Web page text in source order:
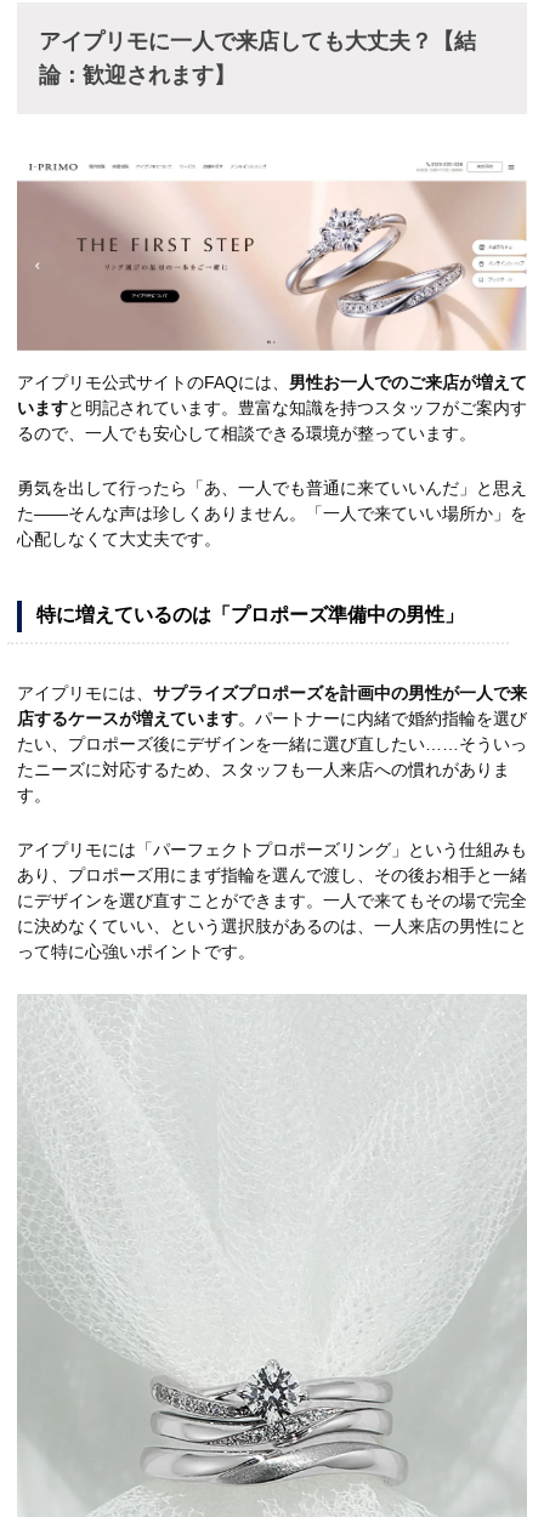
アイプリモに一人で来店しても大丈夫？【結
論：歓迎されます】
アイプリモ公式サイトのFAQには、 男性お一人でのご来店が増えて
いますと明記されています。豊富な知識を持つスタッフがご案内す
るので、一人でも安心して相談できる環境が整っています。
勇気を出して行ったら「あ、一人でも普通に来ていいんだ」と思え
た——そんな声は珍しくありません。「一人で来ていい場所か」を
心配しなくて大丈夫です。
特に増えているのは「プロポーズ準備中の男性」
アイプリモには、 サプライズプロポーズを計画中の男性が一人で来
店するケースが増えています。パートナーに内緒で婚約指輪を選び
たい、プロポーズ後にデザインを一緒に選び直したい……そういっ
たニーズに対応するため、スタッフも一人来店への慣れがありま
す。
アイプリモには「パーフェクトプロポーズリング」という仕組みも
あり、プロポーズ用にまず指輪を選んで渡し、その後お相手と一緒
にデザインを選び直すことができます。一人で来てもその場で完全
に決めなくていい、という選択肢があるのは、一人来店の男性にと
って特に心強いポイントです。